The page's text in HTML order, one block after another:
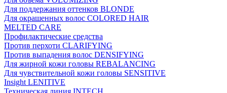
Для поддержания оттенков BLONDE
Для окрашенных волос COLORED HAIR
MELTED CARE
Профилактические средства
Против перхоти CLARIFYING
Против выпадения волос DENSIFYING
Для жирной кожи головы REBALANCING
Для чувствительной кожи головы SENSITIVE
Insight LENITIVE
Техническая линия INTECH